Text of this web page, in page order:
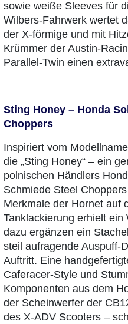
sowie weiße Sleeves für
Wilbers-Fahrwerk wertet
der X-förmige und mit
Krümmer der Austin-
Parallel-Twin einen
Sting Honey – Honda
Choppers
Inspiriert vom
die „Sting Honey“ – ein
polnischen Händlers
Schmiede Steel
Merkmale der Hornet auf
Tanklackierung erhielt ein
dazu ergänzen ein
steil aufragende Auspuff-
Auftritt. Eine
Caferacer-Style und
Komponenten aus dem
der Scheinwerfer der
des X-ADV Scooters –